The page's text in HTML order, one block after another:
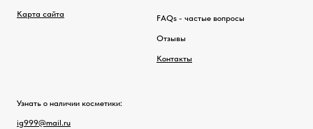
Карта сайта FAQs - частые вопросы
Отзывы
Контакты
Узнать о наличии косметики:
ig999@mail.ru